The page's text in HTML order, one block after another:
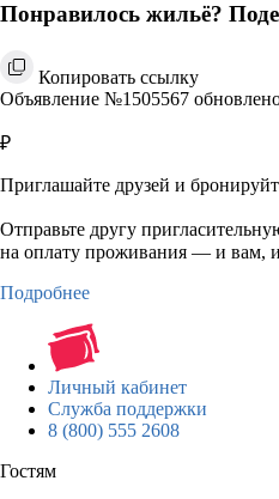
Понравилось жильё?
Копировать ссылку
Объявление №1505567
₽
Приглашайте друзей и
Отправьте другу
на оплату проживания — и вам, и
Подробнее
Личный кабинет
Служба поддержки
8 (800) 555 2608
Гостям